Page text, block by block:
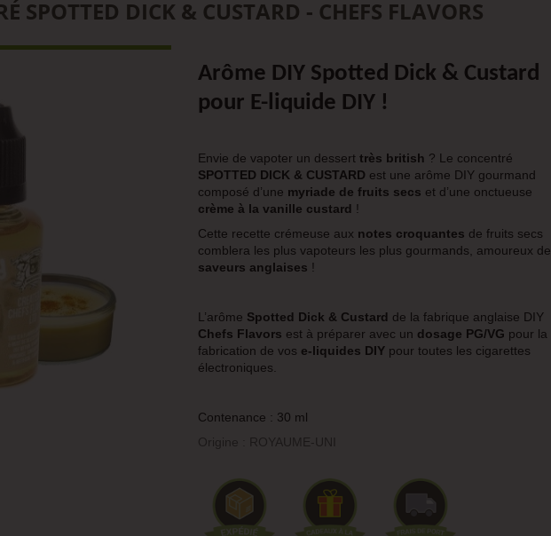
SPOTTED DICK & CUSTARD - CHEFS FLAVORS
Arôme DIY Spotted Dick & Custard
pour E-liquide DIY !
Envie de vapoter un dessert très british ? Le concentré
SPOTTED DICK & CUSTARD est une arôme DIY gourmand
composé d’une myriade de fruits secs et d’une onctueuse
crème à la vanille custard !
Cette recette crémeuse aux notes croquantes de fruits secs
comblera les plus vapoteurs les plus gourmands, amoureux de
saveurs anglaises !
L’arôme Spotted Dick & Custard de la fabrique anglaise DIY
Chefs Flavors est à préparer avec un dosage PG/VG pour la
fabrication de vos e-liquides DIYpour toutes les cigarettes
électroniques.
Contenance : 30 ml
Origine : ROYAUME-UNI